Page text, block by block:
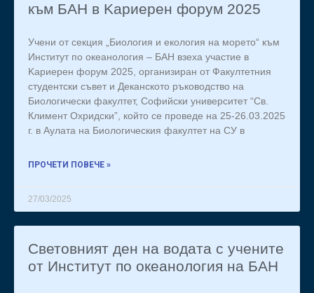
към БАН в Kариерен форум 2025
Учени от секция „Биология и екология на морето“ към
Институт по океанология – БАН взеха участие в
Kариерен форум 2025, организиран от Факултетния
студентски съвет и Деканското ръководство на
Биологически факултет, Софийски университет “Св.
Климент Охридски”, който се проведе на 25-26.03.2025
г. в Аулата на Биологическия факултет на СУ в
ПРОЧЕТИ ПОВЕЧЕ »
27/03/2025
Световният ден на водата с учените
от Институт по океанология на БАН